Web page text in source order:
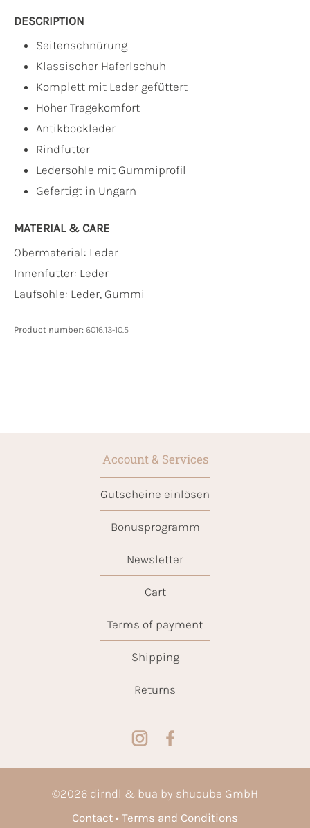
DESCRIPTION
Seitenschnürung
Klassischer Haferlschuh
Komplett mit Leder gefüttert
Hoher Tragekomfort
Antikbockleder
Rindfutter
Ledersohle mit Gummiprofil
Gefertigt in Ungarn
MATERIAL & CARE
Obermaterial: Leder
Innenfutter: Leder
Laufsohle: Leder, Gummi
Product number: 6016.13-10.5
Account & Services
Gutscheine einlösen
Bonusprogramm
Newsletter
Cart
Terms of payment
Shipping
Returns
©2026 dirndl & bua by shucube GmbH
Contact
Terms and Conditions